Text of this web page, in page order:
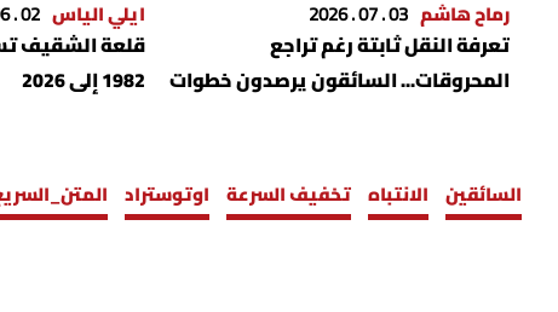
رماح هاشم 03 . 07 . 2026
تعرفة النقل ثابتة رغم تراجع
المحروقات... السائقون يرصدون خطوات
ايلي الياس 02 . 06 . 2026
قلعة الشقيف
1982 إلى 2026
السائقين الانتباه تخفيف السرعة اوتوستراد